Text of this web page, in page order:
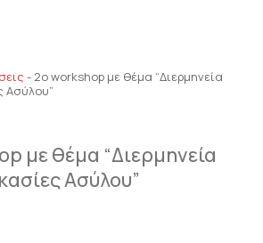
- 2ο workshop με θέμα “Διερμηνεία
Ασύλου”
με θέμα “Διερμηνεία
Ασύλου”